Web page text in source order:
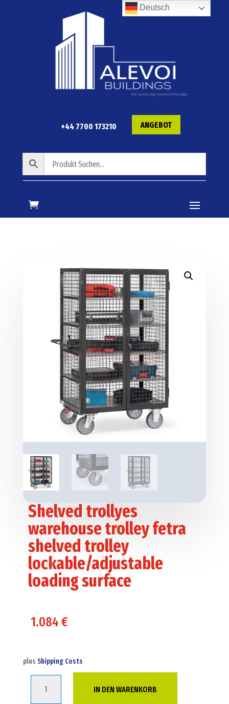
+44 7700 173210 ANGEBOT
Shelved trollyes
warehouse trolley fetra
shelved trolley
lockable/adjustable
loading surface
1.084€
plus Shipping Costs
IN DEN WARENKORB
Deutsch